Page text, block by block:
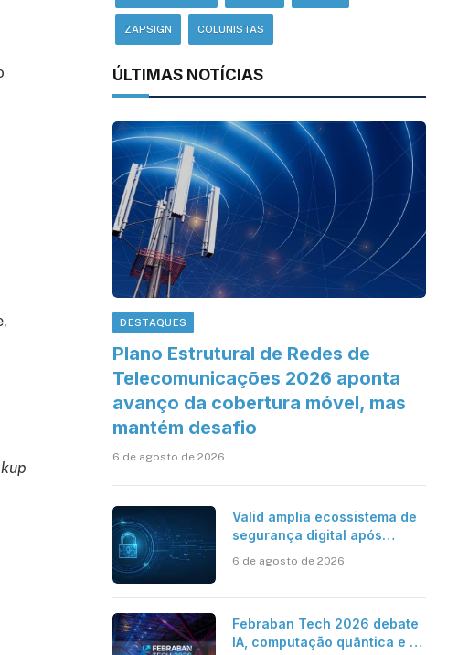
ZAPSIGN COLUNISTAS
ÚLTIMAS NOTÍCIAS
DESTAQUES
Plano Estrutural de Redes de
Telecomunicações 2026 aponta
avanço da cobertura móvel, mas
mantém desafio
6 de agosto de 2026
Valid amplia ecossistema de
segurança digital após
6 de agosto de 2026
Febraban Tech 2026 debate
IA, computação quântica e os